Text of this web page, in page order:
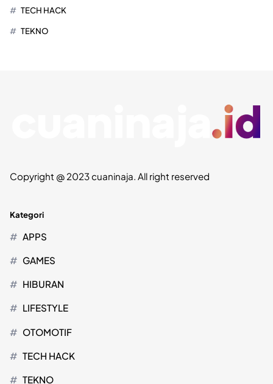
TECH HACK
TEKNO
Copyright @ 2023 cuaninaja. All right reserved
Kategori
APPS
GAMES
HIBURAN
LIFESTYLE
OTOMOTIF
TECH HACK
TEKNO